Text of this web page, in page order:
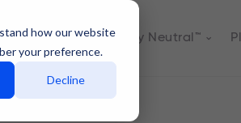
how our website
your preference.
Decline
Centers Actively Neutral™